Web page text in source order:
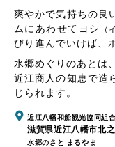
爽やかで気持ちの良
ムにあわせてヨシ
（
びり進んでいけば、
水郷めぐりのあとは
近江商人の知恵で造
じられます。
近江八幡和船観光協同組合
滋賀県近江八幡市北
水郷のさと まるやま